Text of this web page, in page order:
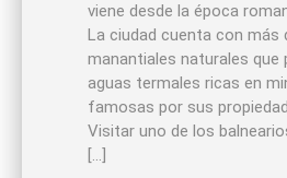
viene desde la época
La ciudad cuenta con más
manantiales naturales que
aguas termales ricas en
famosas por sus
Visitar uno de los
[…]